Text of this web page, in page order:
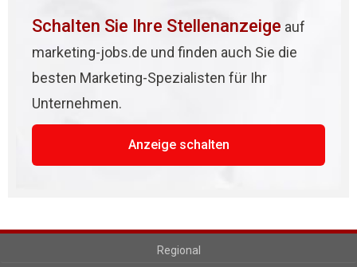
Schalten Sie Ihre Stellenanzeige auf
marketing-jobs.de und finden auch Sie die
besten Marketing-Spezialisten für Ihr
Unternehmen.
Anzeige schalten
Regional